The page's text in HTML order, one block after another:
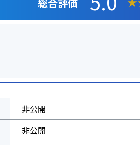
総合評価
非公開
非公開